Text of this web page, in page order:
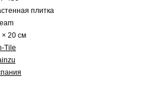
плитка
× 20 см
Tile